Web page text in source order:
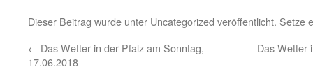
Dieser Beitrag wurde unter Uncategorized veröffentlicht. Setze
← Das Wetter in der Pfalz am Sonntag,
17.06.2018
Das Wetter